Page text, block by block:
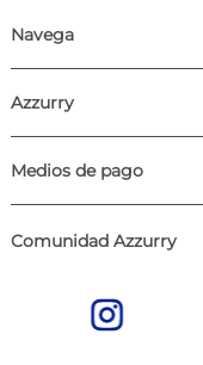
Navega
Azzurry
Medios de pago
Comunidad Azzurry